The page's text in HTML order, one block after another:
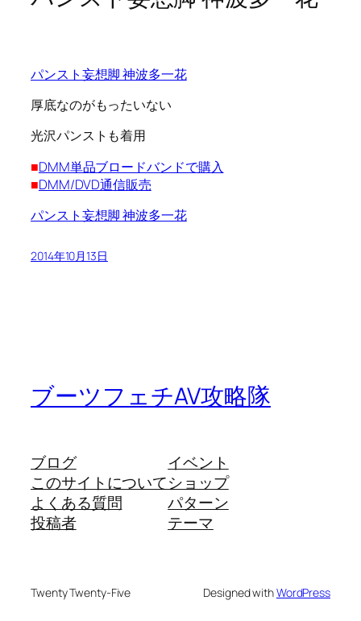
パンスト妄想脚 神波多一花
厚底なのがもったいない
光沢パンストも着用
■DMM単品ブロードバンドで購入
■DMM/DVD通信販売
パンスト妄想脚 神波多一花
2014年10月13日
ブーツフェチAV攻略隊
ブログ
このサイトについて
よくある質問
投稿者
イベント
ショップ
パターン
テーマ
Twenty Twenty-Five Designed withWordPress